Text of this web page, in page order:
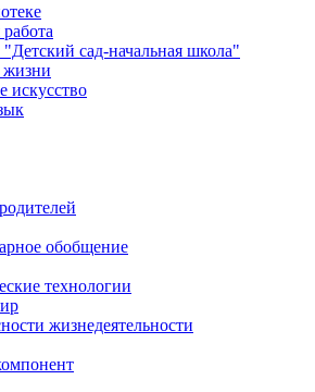
сад-начальная школа"
жизни
искусство
обобщение
технологии
жизнедеятельности